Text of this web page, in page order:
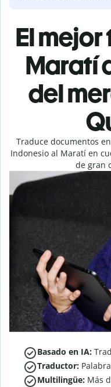
El
Maratí
del
Traduce documentos
Indonesio al Maratí en
de gran
Basado en IA:
Traductor:
Multilingüe: Más